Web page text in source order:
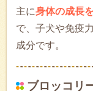
主に身体の成長
で、子犬や免疫
成分です。
ブロッコリ